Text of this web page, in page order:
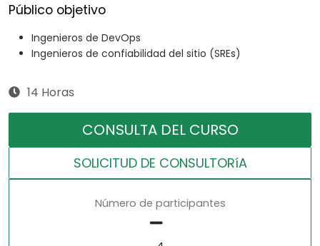
Público objetivo
Ingenieros de DevOps
Ingenieros de confiabilidad del sitio (SREs)
14 Horas
CONSULTA DEL CURSO
SOLICITUD DE CONSULTORíA
Número de participantes